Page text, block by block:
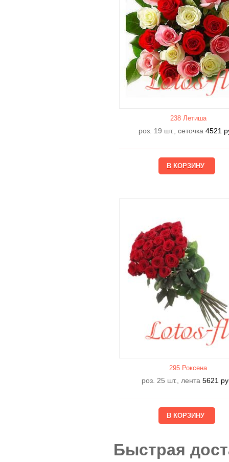
238 Летишa
роз. 19 шт., сеточка4521
295 Роксена
роз. 25 шт., лента5621
Быстрая